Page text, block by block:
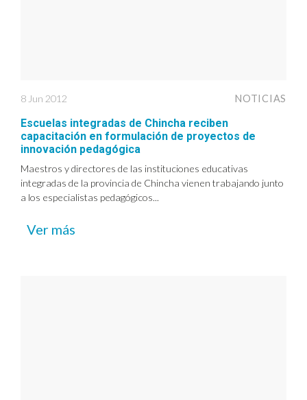
8 Jun 2012 NOTICIAS
Escuelas integradas de Chincha reciben
capacitación en formulación de proyectos de
innovación pedagógica
Maestros y directores de las instituciones educativas
integradas de la provincia de Chincha vienen trabajando junto
a los especialistas pedagógicos...
Ver más